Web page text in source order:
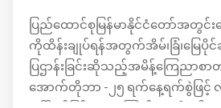
ပြည်ထောင်စုမြန်မာနိုင်ငံတော်အတွင်းငွ
ကိုထိန်းချုပ်ရန်အတွက်အိမ်၊ခြံ၊မြေ
ပြဌာန်းခြင်းဆိုသည့်အမိန့်ကြေညာစ
အောက်တိုဘာ -၂၅ ရက်နေ့ရက်စွဲဖြင့်